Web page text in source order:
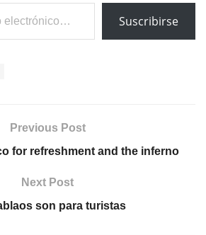
Suscribirse
Previous Post
for refreshment and the inferno
Next Post
son para turistas